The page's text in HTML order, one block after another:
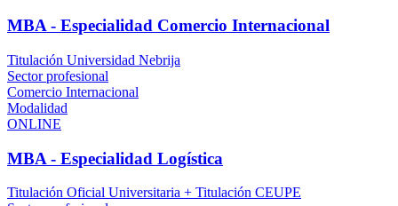
MBA - Especialidad Comercio Internacional
Titulación Universidad Nebrija
Sector profesional
Comercio Internacional
Modalidad
ONLINE
MBA - Especialidad Logística
Titulación Oficial Universitaria + Titulación CEUPE